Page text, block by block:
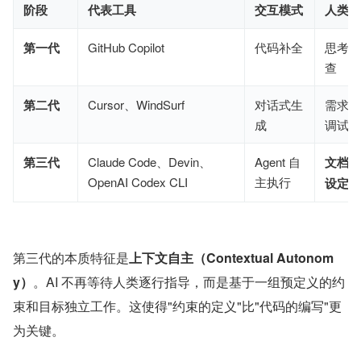
阶段 代表工具 交互模式 人类
第一代 GitHub Copilot 代码补全
思考
查
第二代 Cursor、WindSurf
对话式生
成
需求
调试
第三代
Claude Code、Devin、
OpenAI Codex CLI
Agent 自
主执行
文档
设定
第三代的本质特征是上下文自主（Contextual Autonom
y） 。AI 不再等待人类逐行指导，而是基于一组预定义的约
束和目标独立工作。这使得"约束的定义"比"代码的编写"更
为关键。